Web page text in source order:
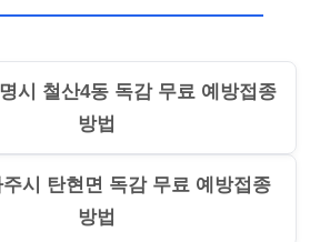
시 철산4동 독감 무료 예방접종
방법
시 탄현면 독감 무료 예방접종
방법